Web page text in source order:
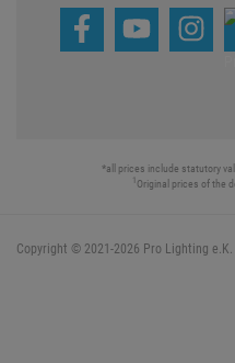
*all prices include statutory
Original prices of the
Copyright © 2021-2026 Pro Lighting e.K.